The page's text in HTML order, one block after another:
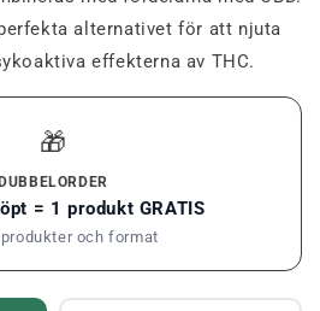
alternativet för att njuta
effekterna av THC.
🎁
= 1 produkt GRATIS
och format